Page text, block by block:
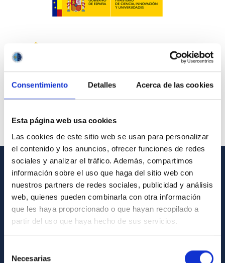
Consentimiento Detalles Acerca de las cookies
Esta página web usa cookies
Las cookies de este sitio web se usan para personalizar
el contenido y los anuncios, ofrecer funciones de redes
sociales y analizar el tráfico. Además, compartimos
información sobre el uso que haga del sitio web con
nuestros partners de redes sociales, publicidad y análisis
web, quienes pueden combinarla con otra información
que les haya proporcionado o que hayan recopilado a
partir del uso que haya hecho de sus servicios.
Necesarias
GENERAL INFORMATION
Contact
How to get to the IAC